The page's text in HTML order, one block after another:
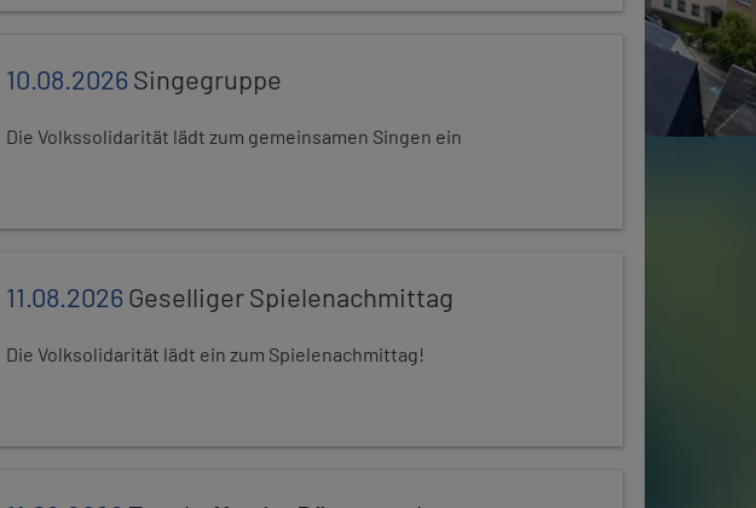
10.08.2026Singegruppe
Die Volkssolidarität lädt zum gemeinsamen Singen ein
11.08.2026Geselliger Spielenachmittag
Die Volksolidarität lädt ein zum Spielenachmittag!